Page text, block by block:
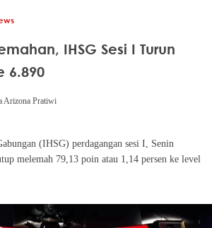
IHSG Sesi I Turun
6.890
Arizona Pratiwi
(IHSG) perdagangan sesi I, Senin
melemah 79,13 poin atau 1,14 persen ke level